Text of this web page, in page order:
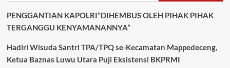
PENGGANTIAN KAPOLRI”DIHEMBUS OLEH PIHAK PIHAK
TERGANGGU KENYAMANANNYA”
Hadiri Wisuda Santri TPA/TPQ se-Kecamatan Mappedeceng,
Ketua Baznas Luwu Utara Puji Eksistensi BKPRMI